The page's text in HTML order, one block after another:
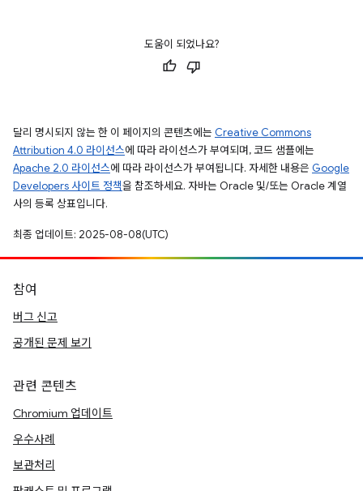
도움이 되었나요?
달리 명시되지 않는 한 이 페이지의 콘텐츠에는 Creative Commons
Attribution 4.0 라이선스에 따라 라이선스가 부여되며, 코드 샘플에는
Apache 2.0 라이선스에 따라 라이선스가 부여됩니다. 자세한 내용은 Google
Developers 사이트 정책을 참조하세요. 자바는 Oracle 및/또는 Oracle 계열
사의 등록 상표입니다.
최종 업데이트: 2025-08-08(UTC)
참여
버그 신고
공개된 문제 보기
관련 콘텐츠
Chromium 업데이트
우수사례
보관처리